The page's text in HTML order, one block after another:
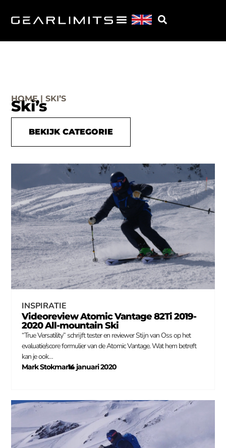
HOME | SKI’S
Ski’s
BEKIJK CATEGORIE
INSPIRATIE
Videoreview Atomic Vantage 82Ti 2019-
2020 All-mountain Ski
“True Versatility” schrijft tester en reviewer Stijn van Oss op het
evaluatie/score formulier van de Atomic Vantage. Wat hem betreft
kan je ook…
Mark Stokmans
–
14 januari 2020